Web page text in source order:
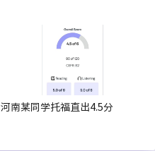
河南某同学托福直出4.5分